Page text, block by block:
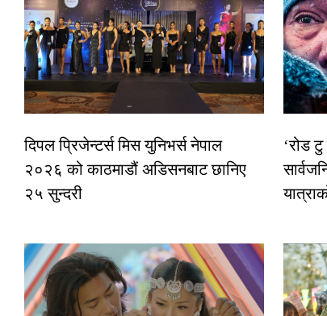
दिपल प्रिजेन्टर्स मिस युनिभर्स नेपाल
२०२६ को काठमाडौं अडिसनबाट छानिए
२५ सुन्दरी
‘रोड